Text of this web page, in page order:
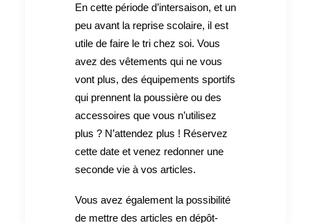
En cette période d’intersaison, et un
peu avant la reprise scolaire, il est
utile de faire le tri chez soi. Vous
avez des vêtements qui ne vous
vont plus, des équipements sportifs
qui prennent la poussière ou des
accessoires que vous n’utilisez
plus ? N’attendez plus ! Réservez
cette date et venez redonner une
seconde vie à vos articles.
Vous avez également la possibilité
de mettre des articles en dépôt-